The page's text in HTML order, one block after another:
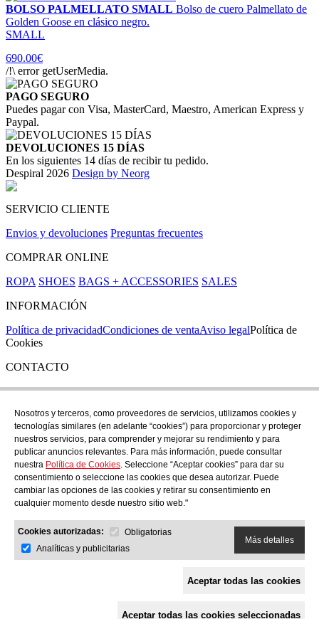
BOLSO PALMELLATO SMALL Bolso de cuero Palmellato de
Golden Goose en clásico negro.
SMALL
690.00€
/!\ error getUserMedia.
PAGO SEGURO
Puedes pagar con Visa, MasterCard, Maestro, American Express y
Paypal.
DEVOLUCIONES 15 DÍAS
En los siguientes 14 días de recibir tu pedido.
Despiral 2026 Design by Neorg
SERVICIO CLIENTE
Envios y devoluciones Preguntas frecuentes
COMPRAR ONLINE
ROPA SHOES BAGS + ACCESSORIES SALES
INFORMACIÓN
Política de privacidadCondiciones de ventaAviso legalPolítica de
Cookies
CONTACTO
Si tienes cualquier duda puedes contactar con nosotros en nuestra
TEL: +34 972 21 30 04
EMAIL: despiral@despiral.com
SÍGUENOS EN
Instagram
Financiado por la Unión Europea -
NextGeneration EU
Nosotros y terceros, como proveedores de servicios, utilizamos cookies y
tecnologías similares (en adelante “cookies”) para proporcionar y proteger
nuestros servicios, para comprender y mejorar su rendimiento y para
publicar anuncios relevantes. Para más información, puede consultar
nuestra Política de Cookies. Seleccione “Aceptar cookies” para dar su
consentimiento o seleccione las cookies que desea autorizar. Puede
cambiar las opciones de las cookies y retirar su consentimiento en
cualquier momento desde nuestro sitio web."
Cookies autorizadas:
Obligatorias
Analíticas y publicitarias
Más detalles
Aceptar todas las cookies
Aceptar todas las cookies seleccionadas